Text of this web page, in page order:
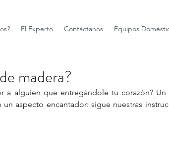
El Experto Contáctanos Equipos
madera?
a alguien que entregándole tu corazón? Un
aspecto encantador: sigue nuestras